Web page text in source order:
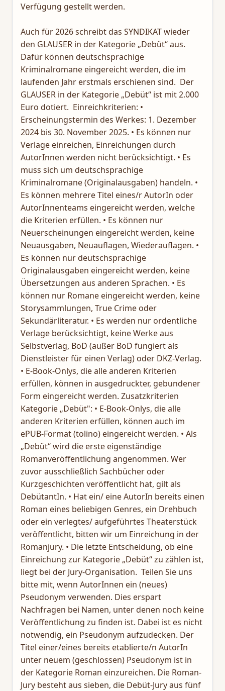
Verfügung gestellt werden.
Auch für 2026 schreibt das SYNDIKAT wieder
den GLAUSER in der Kategorie „Debüt“ aus.
Dafür können deutschsprachige
Kriminalromane eingereicht werden, die im
laufenden Jahr erstmals erschienen sind. Der
GLAUSER in der Kategorie „Debüt“ ist mit 2.000
Euro dotiert. Einreichkriterien: •
Erscheinungstermin des Werkes: 1. Dezember
2024 bis 30. November 2025. • Es können nur
Verlage einreichen, Einreichungen durch
AutorInnen werden nicht berücksichtigt. • Es
muss sich um deutschsprachige
Kriminalromane (Originalausgaben) handeln. •
Es können mehrere Titel eines/r AutorIn oder
AutorInnenteams eingereicht werden, welche
die Kriterien erfüllen. • Es können nur
Neuerscheinungen eingereicht werden, keine
Neuausgaben, Neuauflagen, Wiederauflagen. •
Es können nur deutschsprachige
Originalausgaben eingereicht werden, keine
Übersetzungen aus anderen Sprachen. • Es
können nur Romane eingereicht werden, keine
Storysammlungen, True Crime oder
Sekundärliteratur. • Es werden nur ordentliche
Verlage berücksichtigt, keine Werke aus
Selbstverlag, BoD (außer BoD fungiert als
Dienstleister für einen Verlag) oder DKZ-Verlag.
• E-Book-Onlys, die alle anderen Kriterien
erfüllen, können in ausgedruckter, gebundener
Form eingereicht werden. Zusatzkriterien
Kategorie „Debüt": • E-Book-Onlys, die alle
anderen Kriterien erfüllen, können auch im
ePUB-Format (tolino) eingereicht werden. • Als
„Debüt“ wird die erste eigenständige
Romanveröffentlichung angenommen. Wer
zuvor ausschließlich Sachbücher oder
Kurzgeschichten veröffentlicht hat, gilt als
DebütantIn. • Hat ein/ eine AutorIn bereits einen
Roman eines beliebigen Genres, ein Drehbuch
oder ein verlegtes/ aufgeführtes Theaterstück
veröffentlicht, bitten wir um Einreichung in der
Romanjury. • Die letzte Entscheidung, ob eine
Einreichung zur Kategorie „Debüt“ zu zählen ist,
liegt bei der Jury-Organisation. Teilen Sie uns
bitte mit, wenn AutorInnen ein (neues)
Pseudonym verwenden. Dies erspart
Nachfragen bei Namen, unter denen noch keine
Veröffentlichung zu finden ist. Dabei ist es nicht
notwendig, ein Pseudonym aufzudecken. Der
Titel einer/eines bereits etablierte/n AutorIn
unter neuem (geschlossen) Pseudonym ist in
der Kategorie Roman einzureichen. Die Roman-
Jury besteht aus sieben, die Debüt-Jury aus fünf